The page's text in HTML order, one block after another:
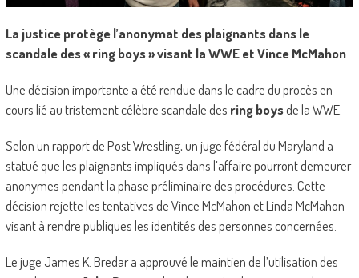
La justice protège l’anonymat des plaignants dans le
scandale des « ring boys » visant la WWE et Vince McMahon
Une décision importante a été rendue dans le cadre du procès en
cours lié au tristement célèbre scandale des ring boysde la WWE.
Selon un rapport de Post Wrestling, un juge fédéral du Maryland a
statué que les plaignants impliqués dans l’affaire pourront demeurer
anonymes pendant la phase préliminaire des procédures. Cette
décision rejette les tentatives de Vince McMahon et Linda McMahon
visant à rendre publiques les identités des personnes concernées.
Le juge James K. Bredar a approuvé le maintien de l’utilisation des